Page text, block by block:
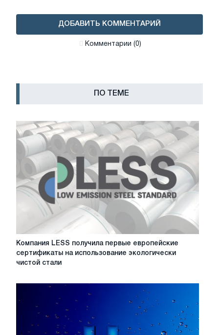
ДОБАВИТЬ КОММЕНТАРИЙ
Комментарии (0)
ПО ТЕМЕ
Компания
получила
на
использование
чистой
Компания LESS получила первые европейские
сертификаты на использование экологически
чистой стали